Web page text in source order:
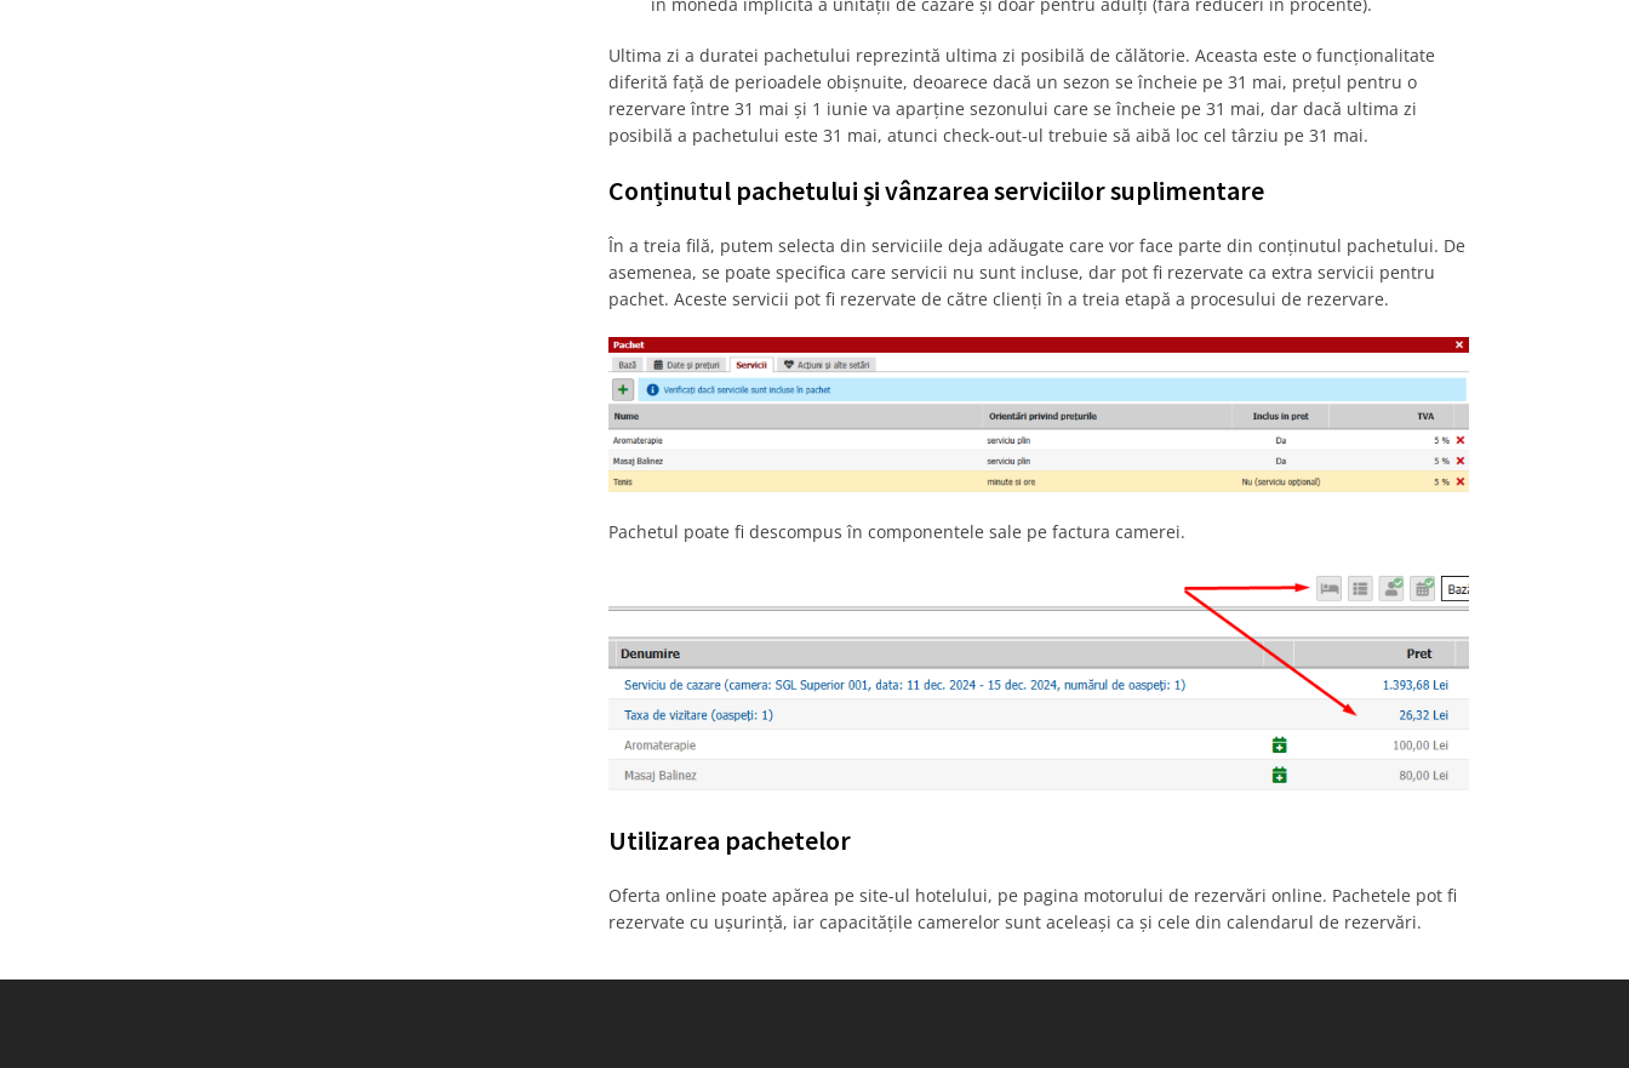
Ultima zi a duratei pachetului reprezintă ultima zi posibilă de călătorie. Aceasta este o funcționalitate
diferită față de perioadele obișnuite, deoarece dacă un sezon se încheie pe 31 mai, prețul pentru o
rezervare între 31 mai și 1 iunie va aparține sezonului care se încheie pe 31 mai, dar dacă ultima zi
posibilă a pachetului este 31 mai, atunci check-out-ul trebuie să aibă loc cel târziu pe 31 mai.
Conținutul pachetului și vânzarea serviciilor suplimentare
În a treia filă, putem selecta din serviciile deja adăugate care vor face parte din conținutul pachetului. De
asemenea, se poate specifica care servicii nu sunt incluse, dar pot fi rezervate ca extra servicii pentru
pachet. Aceste servicii pot fi rezervate de către clienți în a treia etapă a procesului de rezervare.
Pachetul poate fi descompus în componentele sale pe factura camerei.
Utilizarea pachetelor
Oferta online poate apărea pe site-ul hotelului, pe pagina motorului de rezervări online. Pachetele pot fi
rezervate cu ușurință, iar capacitățile camerelor sunt aceleași ca și cele din calendarul de rezervări.